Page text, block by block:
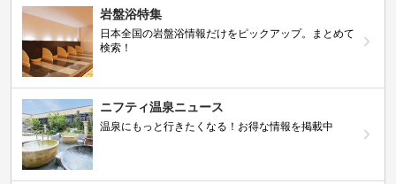
岩盤浴特集
日本全国の岩盤浴情報だけをピックアップ。まとめて
検索！
ニフティ温泉ニュース
温泉にもっと行きたくなる！お得な情報を掲載中